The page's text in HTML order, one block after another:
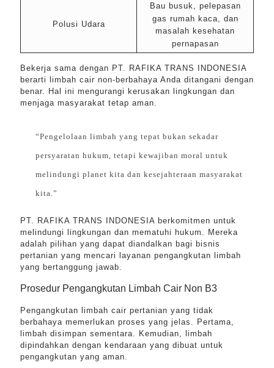
Polusi Udara
Bau busuk, pelepasan
gas rumah kaca, dan
masalah kesehatan
pernapasan
Bekerja sama dengan PT. RAFIKA TRANS INDONESIA
berarti limbah cair non-berbahaya Anda ditangani dengan
benar. Hal ini mengurangi kerusakan lingkungan dan
menjaga masyarakat tetap aman.
“Pengelolaan limbah yang tepat bukan sekadar
persyaratan hukum, tetapi kewajiban moral untuk
melindungi planet kita dan kesejahteraan masyarakat
kita.”
PT. RAFIKA TRANS INDONESIA berkomitmen untuk
melindungi lingkungan dan mematuhi hukum. Mereka
adalah pilihan yang dapat diandalkan bagi bisnis
pertanian yang mencari layanan pengangkutan limbah
yang bertanggung jawab.
Prosedur Pengangkutan Limbah Cair Non B3
Pengangkutan limbah cair pertanian yang tidak
berbahaya memerlukan proses yang jelas. Pertama,
limbah disimpan sementara. Kemudian, limbah
dipindahkan dengan kendaraan yang dibuat untuk
pengangkutan yang aman.